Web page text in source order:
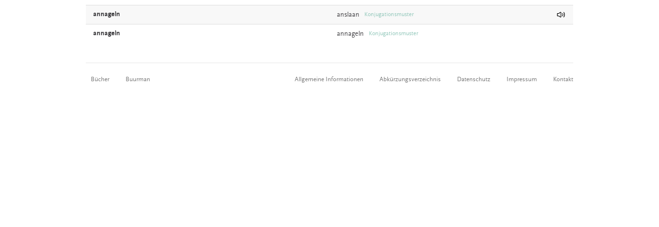
annageln anslaan Konjugationsmuster
annageln annageln Konjugationsmuster
Bücher Buurman Allgemeine Informationen Abkürzungsverzeichnis Datenschutz Impressum Kontakt